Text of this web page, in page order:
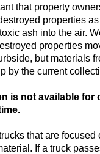
that property
properties
ash into the air.
properties
but materials
by the current
is not available for
.
that are focused
. If a truck